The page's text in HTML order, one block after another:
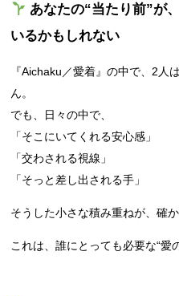
あなたの“当たり前”が
いるかもしれない
『Aichaku／愛着』の中で、2人
ん。
でも、日々の中で、
「そこにいてくれる安心感」
「交わされる視線」
「そっと差し出される手」
そうした小さな積み重ねが、確
これは、誰にとっても必要な“愛